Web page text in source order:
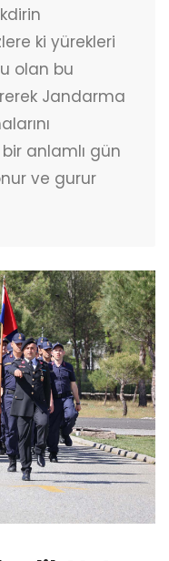
ki yürekleri
olan bu
Jandarma
bir anlamlı gün
ve gurur